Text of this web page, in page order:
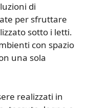
di
per sfruttare
sotto i letti.
con spazio
una sola
realizzati in